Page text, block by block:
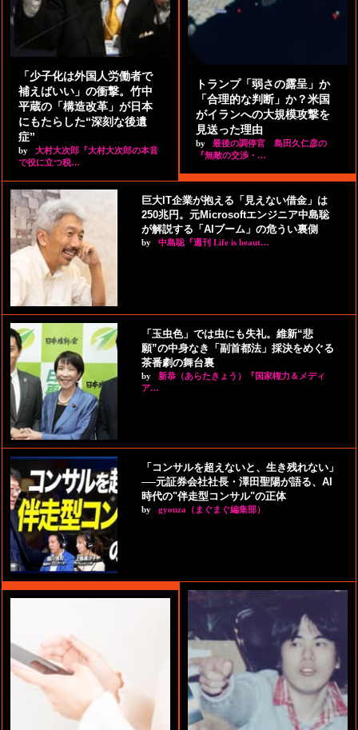
「少子化は外国人労働者で
補えばいい」の衝撃。竹中
平蔵の「構造改革」が日本
にもたらした“深刻な後遺
症”
by
大村大次郎『大村大次郎の本音
で役に立つ税…
トランプ「弱さの露呈」か
「合理的な判断」か？米国
がイランへの大規模攻撃を
見送った理由
by
最後の調停官 島田久仁彦の
『無敵の交渉・…
巨大IT企業が抱える「見えない借金」は
250兆円。元Microsoftエンジニア中島聡
が解説する「AIブーム」の危うい裏側
by 中島聡『週刊 Life is beaut…
「玉虫色」では虫にも失礼。維新“悲
願”の中身なき「副首都法」採決をめぐる
茶番劇の舞台裏
by
新恭（あらたきょう）『国家権力＆メディ
ア…
「コンサルを超えないと、生き残れない」
──元証券会社社長・澤田聖陽が語る、AI
時代の"伴走型コンサル"の正体
by gyouza（まぐまぐ編集部）